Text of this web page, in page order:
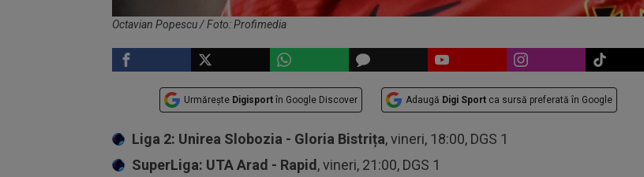
Octavian Popescu / Foto: Profimedia
Urmărește Digisport în Google Discover Adaugă Digi Sport ca sursă preferată în Google
Liga 2: Unirea Slobozia - Gloria Bistrița, vineri, 18:00, DGS 1
SuperLiga: UTA Arad - Rapid , vineri, 21:00, DGS 1